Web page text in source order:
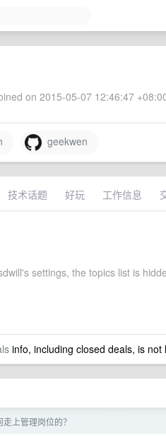
on 2015-05-07 12:46:47
geekwen
技术话题 好玩 工作信息
settings, the topics list is
info, including closed deals, is not
上管理岗位的？